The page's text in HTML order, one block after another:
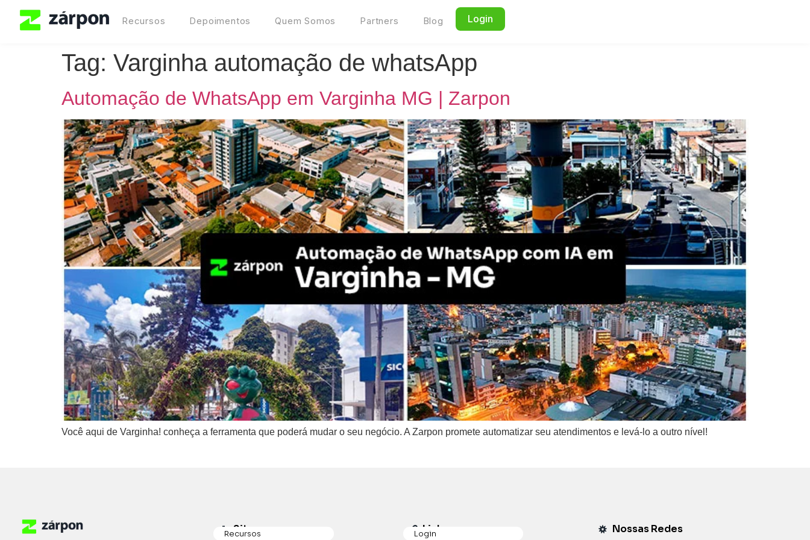
Login
Recursos Depoimentos Quem Somos Partners Blog
Tag: Varginha automação de whatsApp
Automação de WhatsApp em Varginha MG | Zarpon
Você aqui de Varginha! conheça a ferramenta que poderá mudar o seu negócio. A Zarpon promete automatizar seu atendimentos e levá-lo a outro nível!
Sitemap
Recursos Links
Login Nossas Redes